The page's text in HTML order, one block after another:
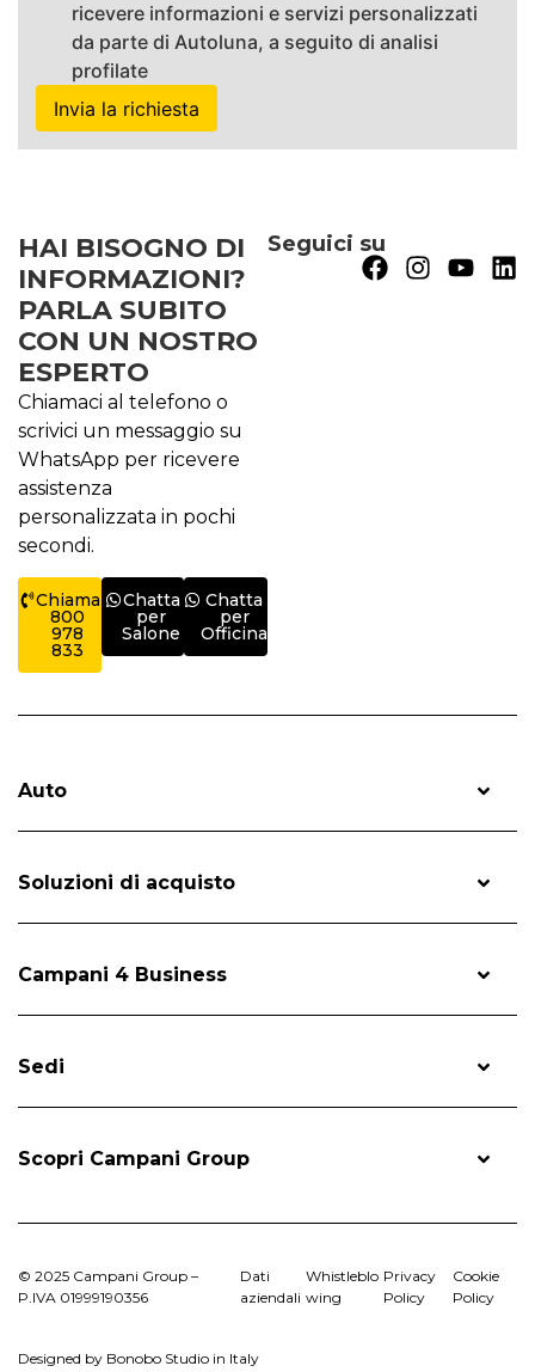
ricevere informazioni e servizi personalizzati
da parte di Autoluna, a seguito di analisi
profilate
HAI BISOGNO DI
INFORMAZIONI?
PARLA SUBITO
CON UN NOSTRO
ESPERTO
Chiamaci al telefono o
scrivici un messaggio su
WhatsApp per ricevere
assistenza
personalizzata in pochi
secondi.
Chiama
800
978
833
Chatta
per
Salone
Chatta
per
Officina
Seguici su
Auto
Soluzioni di acquisto
Campani 4 Business
Sedi
Scopri Campani Group
© 2025 Campani Group –
P.IVA 01999190356
Dati
aziendali
Whistleblo
wing
Privacy
Policy
Cookie
Policy
Designed by Bonobo Studio in Italy